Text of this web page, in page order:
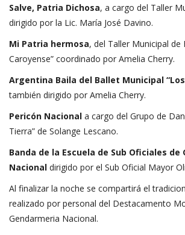
Salve, Patria Dichosa, a cargo del Taller
dirigido por la Lic. María José Davino.
Mi Patria hermosa, del Taller Municipal de
Caroyense” coordinado por Amelia Cherry.
Argentina Baila del Ballet Municipal
también dirigido por Amelia Cherry.
Pericón Nacional a cargo del Grupo de
Tierra” de Solange Lescano.
Banda de la Escuela de Sub Oficiales de
Nacional dirigido por el Sub Oficial Mayor
Al finalizar la noche se compartirá el
realizado por personal del Destacamento
Gendarmeria Nacional.